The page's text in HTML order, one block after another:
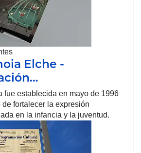
Elche -
fue establecida en mayo de 1996
fortalecer la expresión
en la infancia y la juventud.